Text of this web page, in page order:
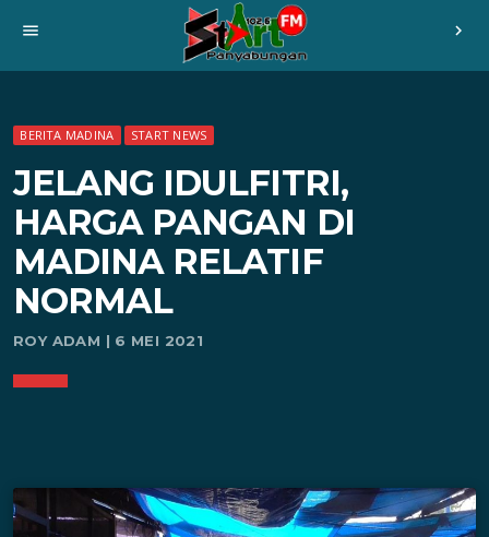
menu chevron_right
BERITA MADINA START NEWS
JELANG IDULFITRI,
HARGA PANGAN DI
MADINA RELATIF
NORMAL
ROY ADAM | 6 MEI 2021